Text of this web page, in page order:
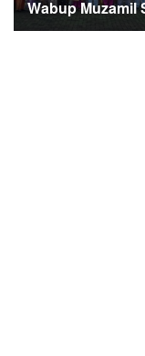
Wabup Muzamil
Fiskal dan